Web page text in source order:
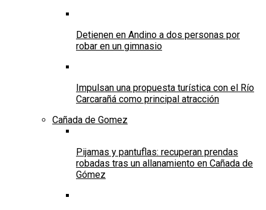
Detienen en Andino a dos personas por
robar en un gimnasio
Impulsan una propuesta turística con el Río
Carcarañá como principal atracción
Cañada de Gomez
Pijamas y pantuflas: recuperan prendas
robadas tras un allanamiento en Cañada de
Gómez